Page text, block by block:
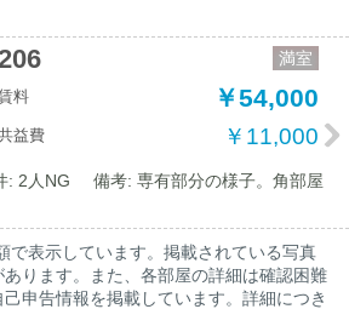
満室
料 ￥54,000
益費 ￥11,000
: 2人NG
備考: 専有部分の様子。角部屋
で表示しています。掲載されている写真
ります。また、各部屋の詳細は確認困難
申告情報を掲載しています。詳細につき